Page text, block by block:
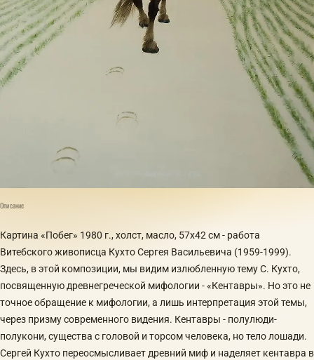
Описание
Картина «Побег» 1980 г., холст, масло, 57х42 см - работа
Витебского живописца Кухто Сергея Васильевича (1959-1999).
Здесь, в этой композиции, мы видим излюбленную тему С. Кухто,
посвященную древнегреческой мифологии - «Кентавры». Но это не
точное обращение к мифологии, а лишь интерпретация этой темы,
через призму современного видения. Кентавры - полулюди-
полукони, существа с головой и торсом человека, но тело лошади.
Сергей Кухто переосмысливает древний миф и наделяет кентавра в